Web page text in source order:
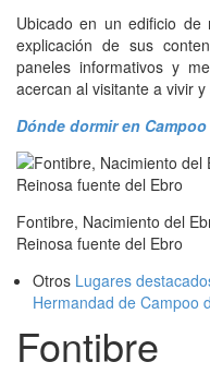
Ubicado en un edificio de
explicación de sus
paneles informativos y
acercan al visitante a vivir
Dónde dormir en
Fontibre, Nacimiento del
Reinosa fuente del Ebro
Otros Lugares
Hermandad de Campoo
Fontibre